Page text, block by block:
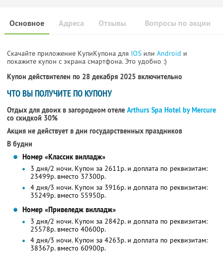
Основное Отзывы Вопросы по акции
Адреса
Скачайте приложение КупиКупона для IOS или Android и
покажите купон с экрана смартфона. Это удобно :)
Купон действителен по 28 декабря 2025 включительно
ЧТО ВЫ ПОЛУЧИТЕ ПО КУПОНУ
Отдых для двоих в загородном отеле Arthurs Spa Hotel by Mercure
со скидкой 30%
Акция не действует в дни государственных праздников
В будни
Номер «Классик вилладж»
3 дня/2 ночи. Купон за 2611р. и доплата по реквизитам:
23499р. вместо 37300р.
4 дня/3 ночи. Купон за 3916р. и доплата по реквизитам:
35249р. вместо 55950р.
Номер «Привеледж вилладж»
3 дня/2 ночи. Купон за 2842р. и доплата по реквизитам:
25578р. вместо 40600р.
4 дня/3 ночи. Купон за 4263р. и доплата по реквизитам:
38367р. вместо 60900р.